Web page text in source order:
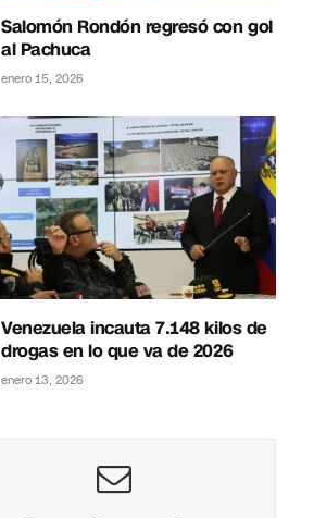
Salomón Rondón regresó con gol
al Pachuca
enero 15, 2026
Venezuela incauta 7.148 kilos de
drogas en lo que va de 2026
enero 13, 2026